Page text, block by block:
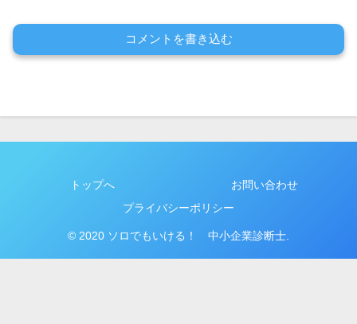
コメントを書き込む
トップへ
お問い合わせ
プライバシーポリシー
© 2020 ソロでもいける！ 中小企業診断士.